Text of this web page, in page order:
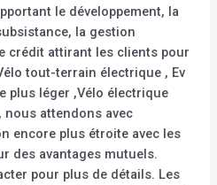
le développement, la
la gestion
crédit attirant les clients pour
tout-terrain électrique , Ev
plus léger ,Vélo électrique
attendons avec
encore plus étroite avec les
des avantages mutuels.
pour plus de détails. Les